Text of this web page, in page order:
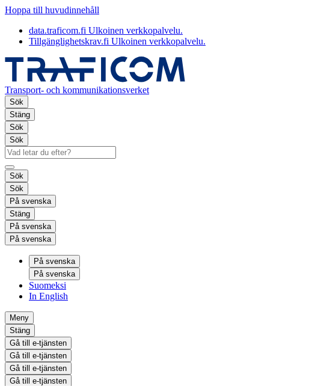
Hoppa till huvudinnehåll
data.traficom.fi Ulkoinen verkkopalvelu.
Tillgänglighetskrav.fi Ulkoinen verkkopalvelu.
Transport- och kommunikationsverket
Sök
Stäng
Sök
Sök
Sök
Sök
På svenska
Stäng
På svenska
På svenska
På svenska
På svenska
Suomeksi
In English
Meny
Stäng
Gå till e-tjänsten
Gå till e-tjänsten
Gå till e-tjänsten
Gå till e-tjänsten